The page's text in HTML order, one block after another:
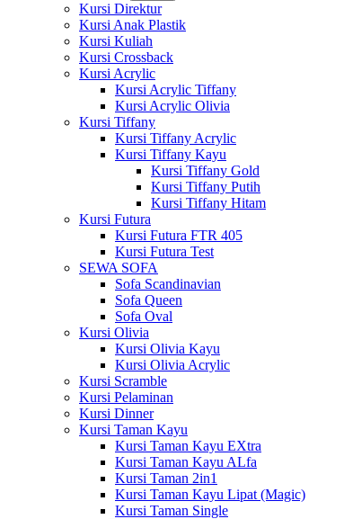
Kursi Direktur
Kursi Anak Plastik
Kursi Kuliah
Kursi Crossback
Kursi Acrylic
Kursi Acrylic Tiffany
Kursi Acrylic Olivia
Kursi Tiffany
Kursi Tiffany Acrylic
Kursi Tiffany Kayu
Kursi Tiffany Gold
Kursi Tiffany Putih
Kursi Tiffany Hitam
Kursi Futura
Kursi Futura FTR 405
Kursi Futura Test
SEWA SOFA
Sofa Scandinavian
Sofa Queen
Sofa Oval
Kursi Olivia
Kursi Olivia Kayu
Kursi Olivia Acrylic
Kursi Scramble
Kursi Pelaminan
Kursi Dinner
Kursi Taman Kayu
Kursi Taman Kayu EXtra
Kursi Taman Kayu ALfa
Kursi Taman 2in1
Kursi Taman Kayu Lipat (Magic)
Kursi Taman Single